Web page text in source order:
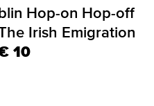
Hop-on Hop-off
Irish Emigration
10